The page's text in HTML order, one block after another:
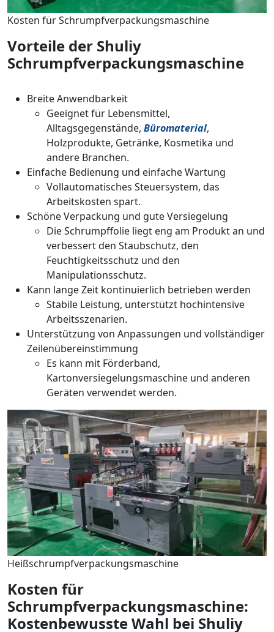
Kosten für Schrumpfverpackungsmaschine
Vorteile der Shuliy
Schrumpfverpackungsmaschine
Breite Anwendbarkeit
Geeignet für Lebensmittel,
Alltagsgegenstände, Büromaterial,
Holzprodukte, Getränke, Kosmetika und
andere Branchen.
Einfache Bedienung und einfache Wartung
Vollautomatisches Steuersystem, das
Arbeitskosten spart.
Schöne Verpackung und gute Versiegelung
Die Schrumpffolie liegt eng am Produkt an und
verbessert den Staubschutz, den
Feuchtigkeitsschutz und den
Manipulationsschutz.
Kann lange Zeit kontinuierlich betrieben werden
Stabile Leistung, unterstützt hochintensive
Arbeitsszenarien.
Unterstützung von Anpassungen und vollständiger
Zeilenübereinstimmung
Es kann mit Förderband,
Kartonversiegelungsmaschine und anderen
Geräten verwendet werden.
Heißschrumpfverpackungsmaschine
Kosten für
Schrumpfverpackungsmaschine:
Kostenbewusste Wahl bei Shuliy